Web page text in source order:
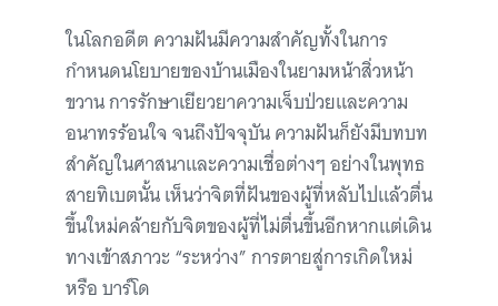
ในโลกอดีต ความฝันมีความสำคัญทั้งในการ
กำหนดนโยบายของบ้านเมืองในยามหน้าสิ่วหน้า
ขวาน การรักษาเยียวยาความเจ็บป่วยและความ
อนาทรร้อนใจ จนถึงปัจจุบัน ความฝันก็ยังมีบทบท
สำคัญในศาสนาและความเชื่อต่างๆ อย่างในพุทธ
สายทิเบตนั้น เห็นว่าจิตที่ฝันของผู้ที่หลับไปแล้วตื่น
ขึ้นใหม่คล้ายกับจิตของผู้ที่ไม่ตื่นขึ้นอีกหากแต่เดิน
ทางเข้าสภาวะ “ระหว่าง” การตายสู่การเกิดใหม่
หรือ บาร์โด